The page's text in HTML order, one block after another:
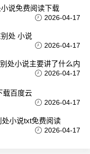
说免费阅读下载
2026-04-17
处 小说
2026-04-17
处小说主要讲了什么内
2026-04-17
载百度云
2026-04-17
小说txt免费阅读
2026-04-17